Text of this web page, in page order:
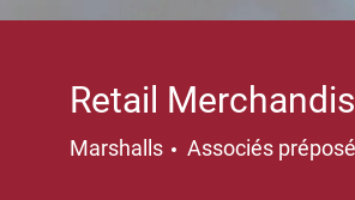
Retail
Marshalls Catégorie
Associés